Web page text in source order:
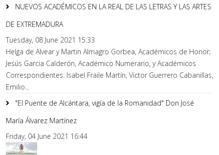
NUEVOS ACADÉMICOS EN LA REAL DE LAS LETRAS Y LAS ARTES
DE EXTREMADURA
Tuesday, 08 June 2021 15:33
Helga de Alvear y Martin Almagro Gorbea, Académicos de Honor;
Jesús Garcia Calderón, Académico Numerario, y Académicos
Correspondientes: Isabel Fraile Martín, Victor Guerrero Cabanillas,
Emilio...
"El Puente de Alcántara, vigía de la Romanidad" Don José
María Álvarez Martínez
Friday, 04 June 2021 16:44